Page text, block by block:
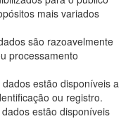
mais variados
são razoavelmente
processamento
dados estão disponíveis a
ou registro.
estão disponíveis